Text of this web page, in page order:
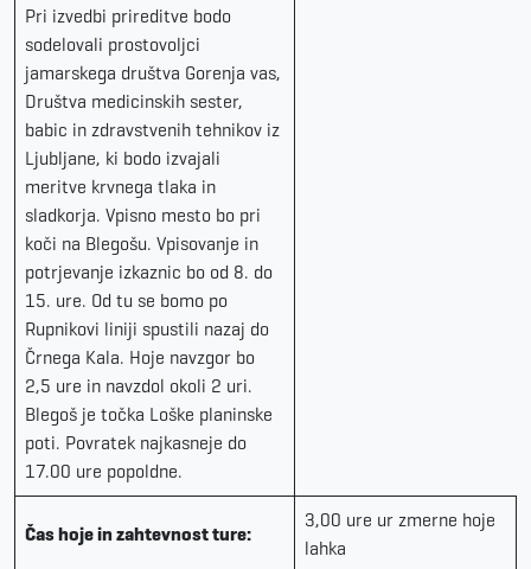
Pri izvedbi prireditve bodo
sodelovali prostovoljci
jamarskega društva Gorenja vas,
Društva medicinskih sester,
babic in zdravstvenih tehnikov iz
Ljubljane, ki bodo izvajali
meritve krvnega tlaka in
sladkorja. Vpisno mesto bo pri
koči na Blegošu. Vpisovanje in
potrjevanje izkaznic bo od 8. do
15. ure. Od tu se bomo po
Rupnikovi liniji spustili nazaj do
Črnega Kala. Hoje navzgor bo
2,5 ure in navzdol okoli 2 uri.
Blegoš je točka Loške planinske
poti. Povratek najkasneje do
17.00 ure popoldne.
Čas hoje in zahtevnost ture:
3,00 ure ur zmerne hoje
lahka